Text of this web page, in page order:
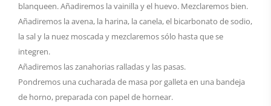
blanqueen. Añadiremos la vainilla y el huevo. Mezclaremos bien.
Añadiremos la avena, la harina, la canela, el bicarbonato de sodio,
la sal y la nuez moscada y mezclaremos sólo hasta que se
integren.
Añadiremos las zanahorias ralladas y las pasas.
Pondremos una cucharada de masa por galleta en una bandeja
de horno, preparada con papel de hornear.